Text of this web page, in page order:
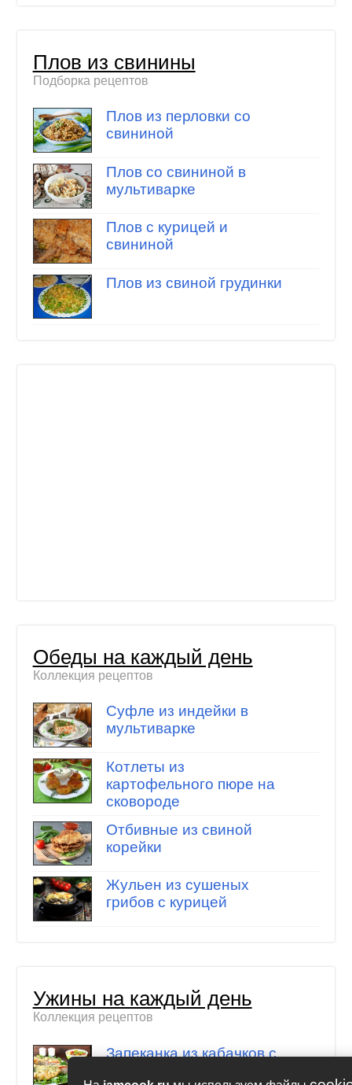
Плов из свинины
Подборка рецептов
Плов из перловки со
свининой
Плов со свининой в
мультиварке
Плов с курицей и
свининой
Плов из свиной грудинки
Обеды на каждый день
Коллекция рецептов
Суфле из индейки в
мультиварке
Котлеты из
картофельного пюре на
сковороде
Отбивные из свиной
корейки
Жульен из сушеных
грибов с курицей
Ужины на каждый день
Коллекция рецептов
Запеканка из кабачков с